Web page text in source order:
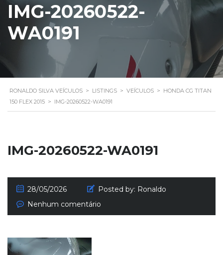
IMG-20260522-
WA0191
RONALDO SILVA VEÍCULOS > LISTINGS > VEÍCULOS > HONDA CG TITAN
150 FLEX 2015 > IMG-20260522-WA0191
IMG-20260522-WA0191
28/05/2026 Posted by: Ronaldo
Nenhum comentário